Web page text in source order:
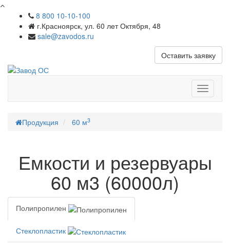
8 800 10-10-100
г.Красноярск, ул. 60 лет Октября, 48
sale@zavodos.ru
Оставить заявку
меню
Продукция 60 м3
Емкости и резервуары
60 м3 (60000л)
Полипропилен
Стеклопластик